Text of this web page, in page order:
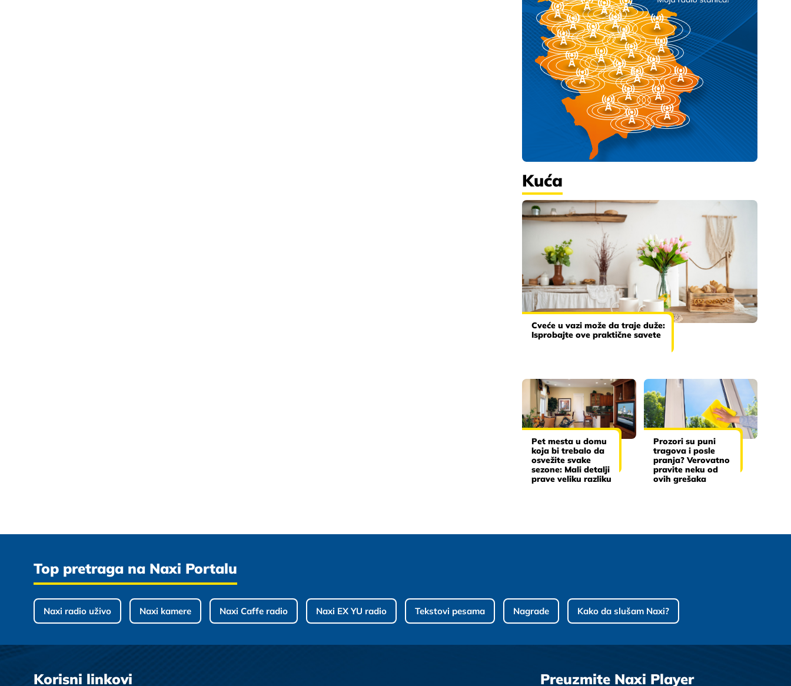
Kuća
Cveće u vazi može da traje duže:
Isprobajte ove praktične savete
Pet mesta u domu
koja bi trebalo da
osvežite svake
sezone: Mali detalji
prave veliku razliku
Prozori su puni
tragova i posle
pranja? Verovatno
pravite neku od
ovih grešaka
Top pretraga na Naxi Portalu
Naxi radio uživo Naxi kamere Naxi Caffe radio Naxi EX YU radio Tekstovi pesama Nagrade Kako da slušam Naxi?
Korisni linkovi Preuzmite Naxi Player